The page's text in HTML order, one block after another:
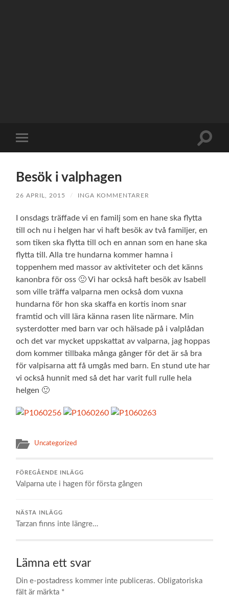
på/av
Slå
Besök i valphagen
26 APRIL, 2015 / INGA KOMMENTARER
I onsdags träffade vi en familj som en hane ska flytta
till och nu i helgen har vi haft besök av två familjer, en
som tiken ska flytta till och en annan som en hane ska
flytta till. Alla tre hundarna kommer hamna i
toppenhem med massor av aktiviteter och det känns
kanonbra för oss 🙂 Vi har också haft besök av Isabell
som ville träffa valparna men också dom vuxna
hundarna för hon ska skaffa en kortis inom snar
framtid och vill lära känna rasen lite närmare. Min
systerdotter med barn var och hälsade på i valplådan
och det var mycket uppskattat av valparna, jag hoppas
dom kommer tillbaka många gånger för det är så bra
för valpisarna att få umgås med barn. En stund ute har
vi också hunnit med så det har varit full rulle hela
helgen 🙂
Uncategorized
FÖREGÅENDE INLÄGG
Valparna ute i hagen för första gången
NÄSTA INLÄGG
Tarzan finns inte längre…
Lämna ett svar
Din e-postadress kommer inte publiceras. Obligatoriska
fält är märkta *